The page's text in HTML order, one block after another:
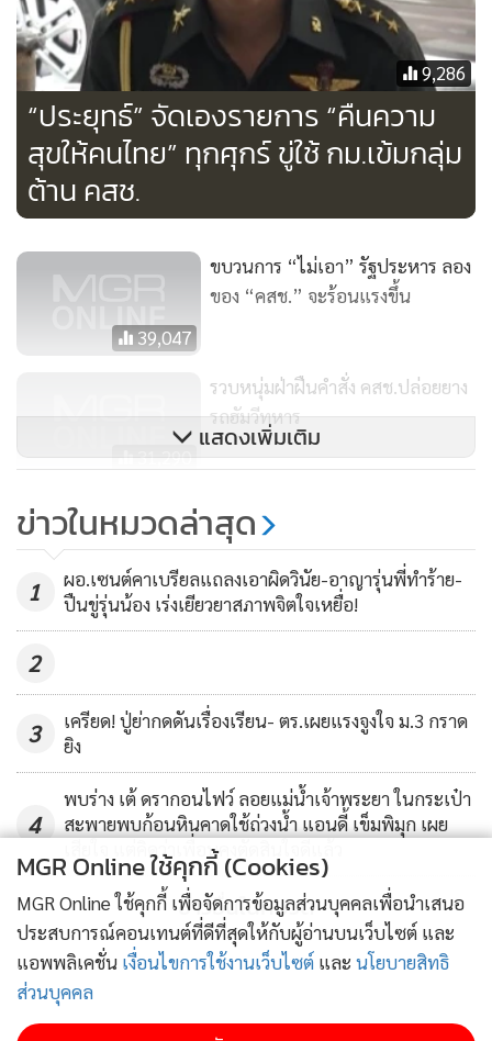
ปากคำเสร็จสิ้น ทางทหารก็ได้เดินทางมารับตัวผู้ต้องหาไปขึ้น
ศาลทหารต่อไป ส่วนจะได้ประกันตัวหรือไม่นั้นขึ้นอยู่กับทาง
ขบวนการขั้นตอนของศาลทหาร ส่วนการขอหมายจับกลุ่มบุคลที่
ทำร้ายเจ้าหน้าที่ทหารและทรัพย์สินของทหารในวันดังกล่าว ซึ่ง
ขณะนี้ได้ออกหมายจับตามภาพทั้งหมด 14 ราย อยู่ในขั้นตอน
ติดตามตัวจับกุมมาดำเนินคดี
9,286
“ประยุทธ์” จัดเองรายการ “คืนความ
สุขให้คนไทย” ทุกศุกร์ ขู่ใช้ กม.เข้มกลุ่ม
ต้าน คสช.
39,047
ขบวนการ “ไม่เอา” รัฐประหาร ลอง
ของ “คสช.” จะร้อนแรงขึ้น
31,290
รวบหนุ่มฝ่าฝืนคำสั่ง คสช.ปล่อยยาง
รถฮัมวีทหาร
985
ชู “บอลโลก-ขายผ่านเว็บ” กู้คืน
แสดงเพิ่มเติม
ข่าวในหมวดล่าสุด
1
ผอ.เซนต์คาเบรียลแถลงเอาผิดวินัย-อาญารุ่นพี่ทำร้าย-
ปืนขู่รุ่นน้อง เร่งเยียวยาสภาพจิตใจเหยื่อ!
2
3
เครียด! ปู่ย่ากดดันเรื่องเรียน- ตร.เผยแรงจูงใจ ม.3 กราด
ยิง
4
พบร่าง เต้ ดรากอนไฟว์ ลอยแม่น้ำเจ้าพระยา ในกระเป๋า
สะพายพบก้อนหินคาดใช้ถ่วงน้ำ แอนดี้ เข็มพิมุก เผย
เสียใจ แต่คิดว่าเพื่อนคงตัดสินใจดีแล้ว
ข่าวอื่นในหมวด
MGR Online ใช้คุกกี้ (Cookies)
MGR Online ใช้คุกกี้ เพื่อจัดการข้อมูลส่วนบุคคลเพื่อนำเสนอ
ประสบการณ์คอนเทนต์ที่ดีที่สุดให้กับผู้อ่านบนเว็บไซต์ และ
แอพพลิเคชั่น เงื่อนไขการใช้งานเว็บไซต์ และ นโยบายสิทธิ
ส่วนบุคคล